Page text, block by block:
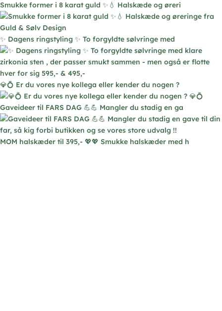
på
varesiden
Smukke former i 8 karat guld ✨💧 Halskæde og øreri
✨ Dagens ringstyling ✨ To forgyldte sølvringe med
💎💍 Er du vores nye kollega eller kender du nogen ?
Gaveideer til FARS DAG 💪💪 Mangler du stadig en ga
MOM halskæder til 395,- 💖💖 Smukke halskæder med h